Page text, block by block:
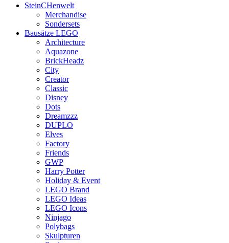
SteinCHenwelt
Merchandise
Sondersets
Bausätze LEGO
Architecture
Aquazone
BrickHeadz
City
Creator
Classic
Disney
Dots
Dreamzzz
DUPLO
Elves
Factory
Friends
GWP
Harry Potter
Holiday & Event
LEGO Brand
LEGO Ideas
LEGO Icons
Ninjago
Polybags
Skulpturen